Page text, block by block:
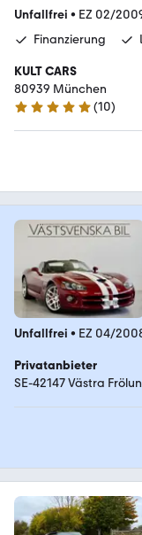
Unfallfrei • EZ 02/
Finanzierung
KULT CARS
80939 München
5 Sterne
(10)
Unfallfrei • EZ 04/
Privatanbieter
SE-42147 Västra